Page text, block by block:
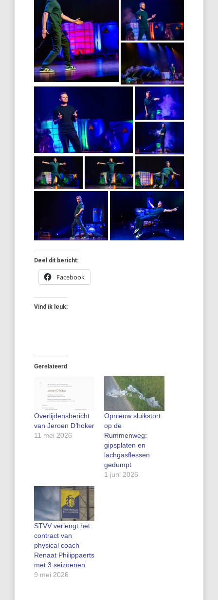
Deel dit bericht:
Facebook
Vind ik leuk:
Gerelateerd
Overlijdensbericht
van Jeroen D’hoker
11 mei 2026
Opnieuw sluikstort
op de
Rummenweg:
gipsplaten en
lachgasflessen
gedumpt
1 juni 2026
STVV verlengt het
contract van
physical coach
Renaat Philippaerts
met 3 seizoenen
9 mei 2026